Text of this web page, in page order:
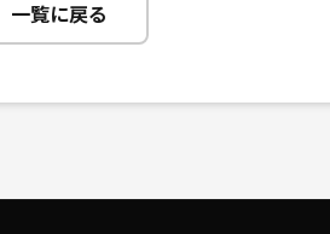
一覧に戻る